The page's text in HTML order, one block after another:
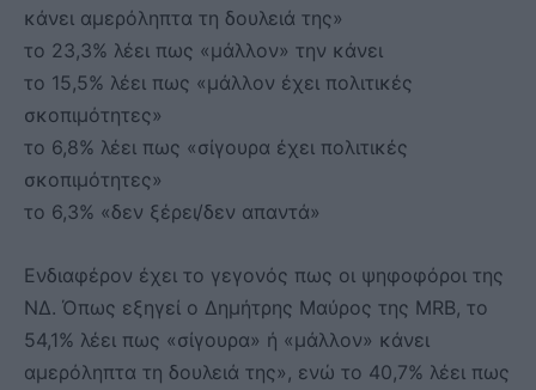
κάνει αμερόληπτα τη δουλειά της»
το 23,3% λέει πως «μάλλον» την κάνει
το 15,5% λέει πως «μάλλον έχει πολιτικές
σκοπιμότητες»
το 6,8% λέει πως «σίγουρα έχει πολιτικές
σκοπιμότητες»
το 6,3% «δεν ξέρει/δεν απαντά»
Ενδιαφέρον έχει το γεγονός πως οι ψηφοφόροι της
ΝΔ. Όπως εξηγεί ο Δημήτρης Μαύρος της MRB, το
54,1% λέει πως «σίγουρα» ή «μάλλον» κάνει
αμερόληπτα τη δουλειά της», ενώ το 40,7% λέει πως